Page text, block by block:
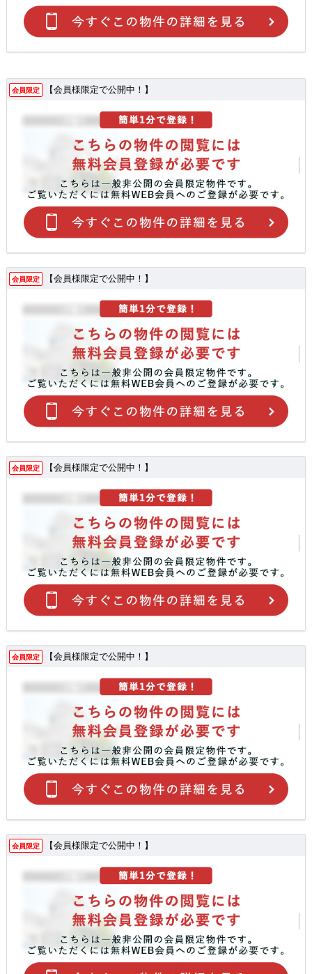
会員限定 【会員様限定で公開中！】
会員限定 【会員様限定で公開中！】
会員限定 【会員様限定で公開中！】
会員限定 【会員様限定で公開中！】
会員限定 【会員様限定で公開中！】